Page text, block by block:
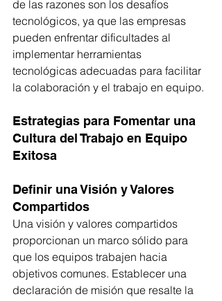
de las razones son los desafíos
tecnológicos, ya que las empresas
pueden enfrentar dificultades al
implementar herramientas
tecnológicas adecuadas para facilitar
la colaboración y el trabajo en equipo.
Estrategias para Fomentar una
Cultura del Trabajo en Equipo
Exitosa
Definir una Visión y Valores
Compartidos
Una visión y valores compartidos
proporcionan un marco sólido para
que los equipos trabajen hacia
objetivos comunes. Establecer una
declaración de misión que resalte la